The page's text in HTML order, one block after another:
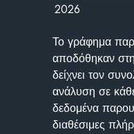
2026
Το γράφημα
αποδόθηκαν
δείχνει τον
ανάλυση σε
δεδομένα
διαθέσιμες